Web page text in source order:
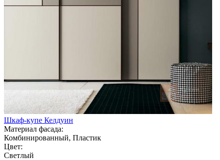
Шкаф-купе Келдуин
Материал фасада:
Комбинированный, Пластик
Цвет:
Светлый